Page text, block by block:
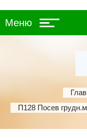
Меню
П128 Посев